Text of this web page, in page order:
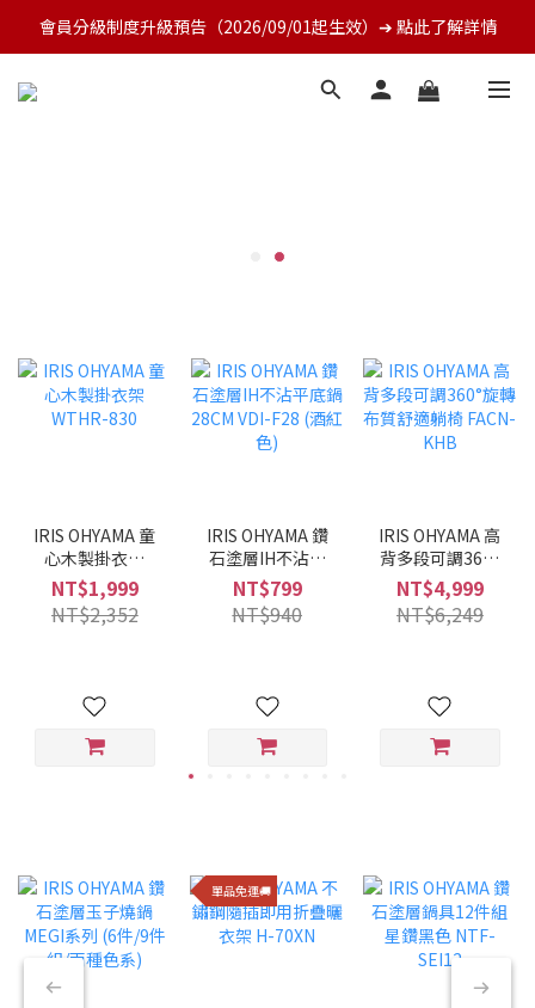
會員分級制度升級預告（2026/09/01起生效）➔ 點此了解詳情
IRIS OHYAMA 童
心木製掛衣架
WTHR-830
NT$1,999
NT$2,352
IRIS OHYAMA 鑽
石塗層IH不沾平
底鍋 28CM VDI-
F28 (酒紅色)
NT$799
NT$940
IRIS OHYAMA 高
背多段可調360°
旋轉布質舒適躺
椅 FACN-KHB
NT$4,999
NT$6,249
單品免運🚚